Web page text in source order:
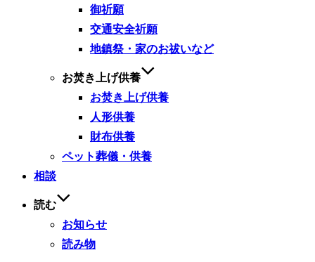
御祈願
交通安全祈願
地鎮祭・家のお祓いなど
お焚き上げ供養
お焚き上げ供養
人形供養
財布供養
ペット葬儀・供養
相談
読む
お知らせ
読み物